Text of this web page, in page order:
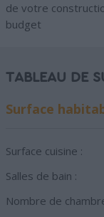
de votre
budget
TABLEAU DE
Surface
Surface cuisine :
Salles de bain :
Nombre de